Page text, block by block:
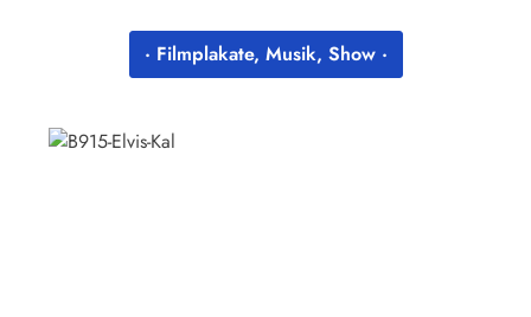
· Filmplakate, Musik, Show ·